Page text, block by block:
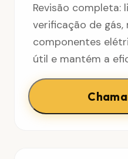
Revisão completa:
verificação de
componentes
útil e mantém a